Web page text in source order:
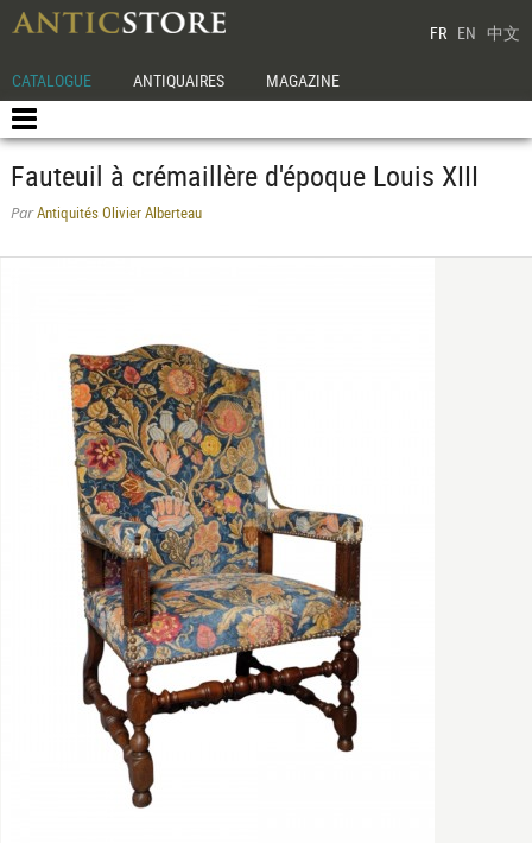
FR EN 中文
CATALOGUE ANTIQUAIRES MAGAZINE
Fauteuil à crémaillère d'époque Louis XIII
ParAntiquités Olivier Alberteau